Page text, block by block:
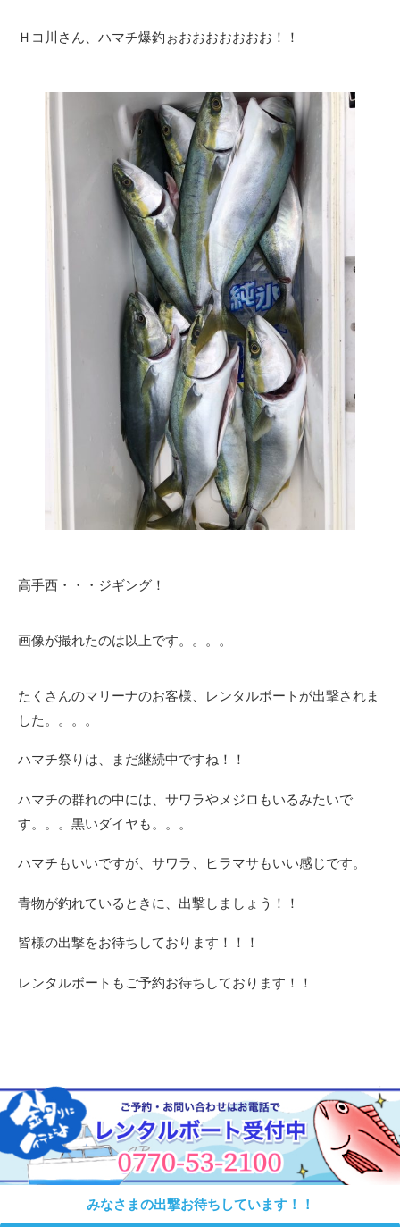
Ｈコ川さん、ハマチ爆釣ぉおおおおおおお！！
高手西・・・ジギング！
画像が撮れたのは以上です。。。。
たくさんのマリーナのお客様、レンタルボートが出撃されま
した。。。。
ハマチ祭りは、まだ継続中ですね！！
ハマチの群れの中には、サワラやメジロもいるみたいで
す。。。黒いダイヤも。。。
ハマチもいいですが、サワラ、ヒラマサもいい感じです。
青物が釣れているときに、出撃しましょう！！
皆様の出撃をお待ちしております！！！
レンタルボートもご予約お待ちしております！！
みなさまの出撃お待ちしています！！